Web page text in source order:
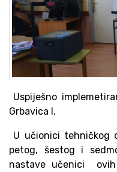
Uspiješno
Grbavica I.
U učionici tehničkog
petog, šestog i
nastave učenici